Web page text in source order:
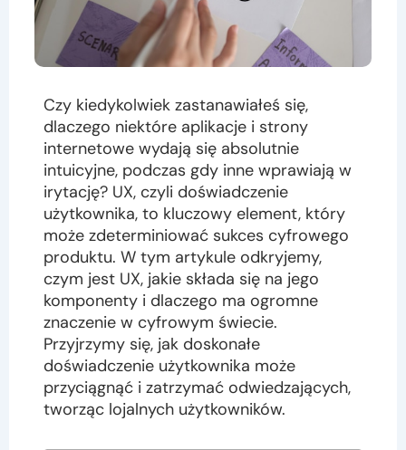
Czy kiedykolwiek zastanawiałeś się,
dlaczego niektóre aplikacje i strony
internetowe wydają się absolutnie
intuicyjne, podczas gdy inne wprawiają w
irytację? UX, czyli doświadczenie
użytkownika, to kluczowy element, który
może zdeterminiować sukces cyfrowego
produktu. W tym artykule odkryjemy,
czym jest UX, jakie składa się na jego
komponenty i dlaczego ma ogromne
znaczenie w cyfrowym świecie.
Przyjrzymy się, jak doskonałe
doświadczenie użytkownika może
przyciągnąć i zatrzymać odwiedzających,
tworząc lojalnych użytkowników.